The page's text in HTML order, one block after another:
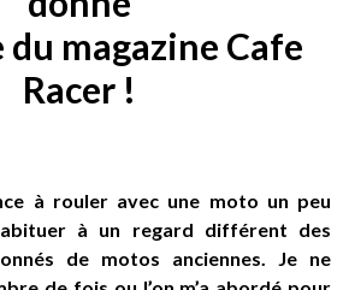
du magazine Cafe
Racer !
à rouler avec une moto un peu
à un regard différent des
de motos anciennes. Je ne